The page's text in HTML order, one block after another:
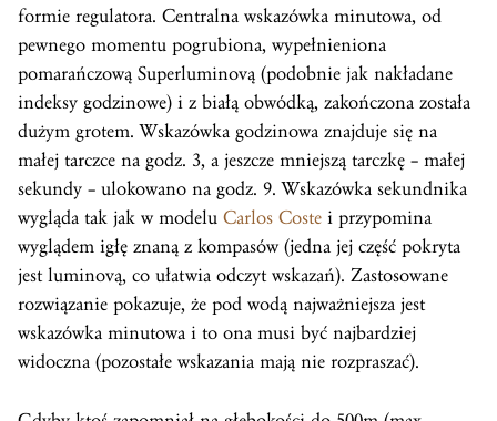
formie regulatora. Centralna wskazówka minutowa, od
pewnego momentu pogrubiona, wypełnieniona
pomarańczową Superluminovą (podobnie jak nakładane
indeksy godzinowe) i z białą obwódką, zakończona została
dużym grotem. Wskazówka godzinowa znajduje się na
małej tarczce na godz. 3, a jeszcze mniejszą tarczkę – małej
sekundy – ulokowano na godz. 9. Wskazówka sekundnika
wygląda tak jak w modelu Carlos Coste i przypomina
wyglądem igłę znaną z kompasów (jedna jej część pokryta
jest luminovą, co ułatwia odczyt wskazań). Zastosowane
rozwiązanie pokazuje, że pod wodą najważniejsza jest
wskazówka minutowa i to ona musi być najbardziej
widoczna (pozostałe wskazania mają nie rozpraszać).